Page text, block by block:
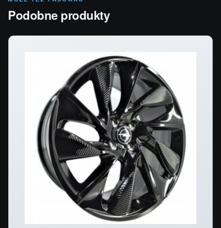
Podobne produkty